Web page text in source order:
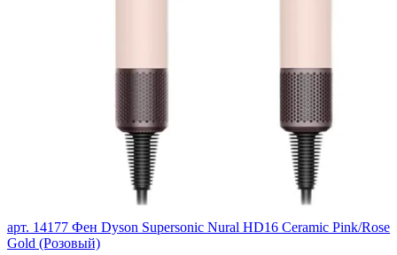
арт. 14177 Фен Dyson Supersonic Nural HD16 Ceramic Pink/Rose
Gold (Розовый)